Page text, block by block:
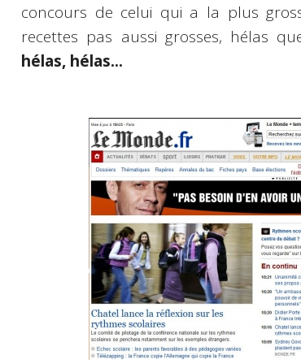
concours de celui qui a la plus
recettes pas aussi grosses, hélas
hélas, hélas...